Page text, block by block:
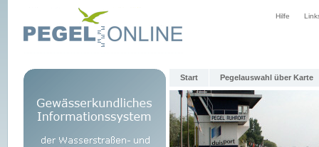
Hilfe
Start Pegelauswahl über Karte